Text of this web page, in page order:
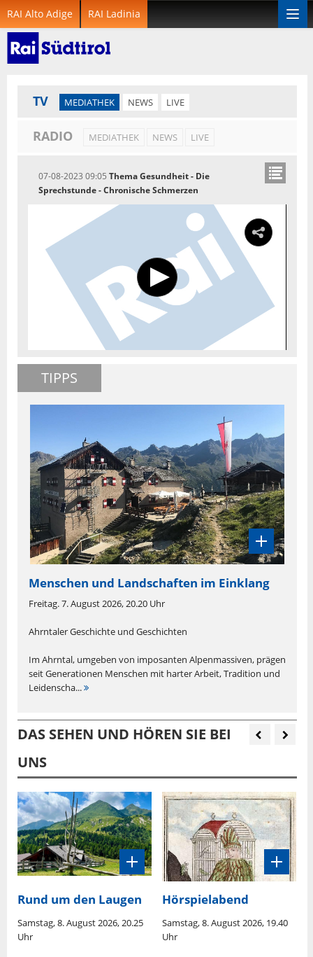
RAI Alto Adige RAI Ladinia
TV MEDIATHEK NEWS LIVE
RADIO MEDIATHEK NEWS LIVE
07-08-2023 09:05 Thema Gesundheit - Die
Sprechstunde - Chronische Schmerzen
TIPPS
Menschen und Landschaften im Einklang
Freitag. 7. August 2026, 20.20 Uhr
Ahrntaler Geschichte und Geschichten
Im Ahrntal, umgeben von imposanten Alpenmassiven, prägen
seit Generationen Menschen mit harter Arbeit, Tradition und
Leidenscha...
DAS SEHEN UND HÖREN SIE BEI
UNS
Rund um den Laugen
Samstag, 8. August 2026, 20.25
Uhr
Hörspielabend
Samstag, 8. August 2026, 19.40
Uhr